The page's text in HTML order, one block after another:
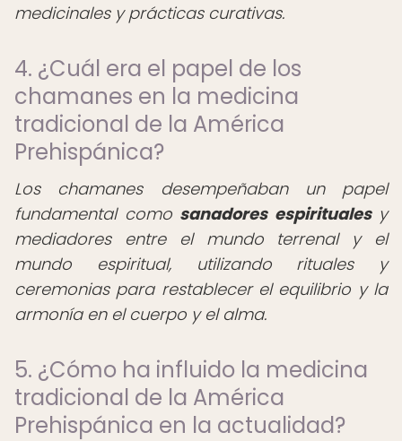
medicinales y prácticas curativas.
4. ¿Cuál era el papel de los
chamanes en la medicina
tradicional de la América
Prehispánica?
Los chamanes desempeñaban un papel
fundamental como sanadores espiritualesy
mediadores entre el mundo terrenal y el
mundo espiritual, utilizando rituales y
ceremonias para restablecer el equilibrio y la
armonía en el cuerpo y el alma.
5. ¿Cómo ha influido la medicina
tradicional de la América
Prehispánica en la actualidad?